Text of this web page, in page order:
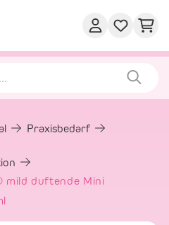
Praxisbedarf
mild duftende Mini